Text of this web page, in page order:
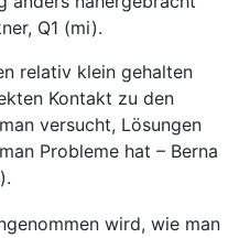
Q1 (mi).
relativ klein gehalten
Kontakt zu den
versucht, Lösungen
Probleme hat – Berna
wird, wie man